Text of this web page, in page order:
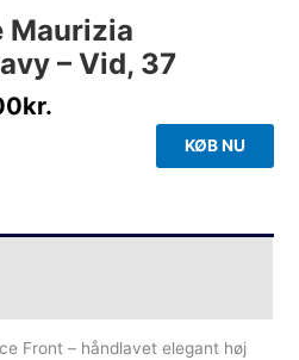
Maurizia
– Vid, 37
kr.
KØB NU
Front – håndlavet elegant høj